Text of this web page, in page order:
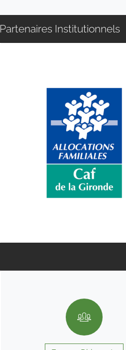
Partenaires Institutionnels